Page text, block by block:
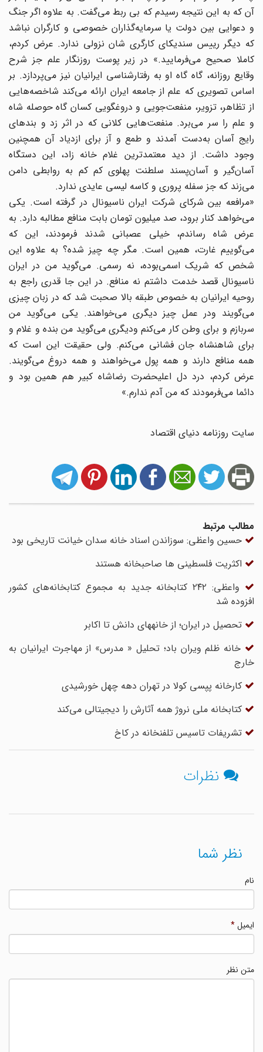
آن که به این نتیجه رسیدم که بی ربط می‌گفت. به علاوه اگر جنگ
و دعوایی بین دولت یا سرمایه‌گذاران خصوصی و کارگران نباشد
که دیگر رییس سندیکای کارگری شان نزولی ندارد. عرض کردم،
کاملا صحیح می‌فرمایید.» در زیر پوست روزنگار علم جز شرح
وقایع روزانه، گاه گاه او به رفتارشناسی ایرانیان نیز می‌پردازد. بر
اساس تصویری که علم از جامعه ایران ارائه می‌کند شاخصه‌هایی
از تظاهر، تزویر، منفعت‌جویی و دروغگویی کسان گاه حوصله شاه
و علم را سر می‌برد. منفعت‌هایی کلانی که در اثر زد و بندهای
رایج آسان به‌دست آمدند و طمع و آز برای ازدیاد آن همچنین
وجود داشت. از دید معتمدترین غلام خانه زاد، این دستگاه
آسان‌گیر و آسان‌پسند سلطنت پهلوی کم کم به روابطی دامن
می‌زند که جز سفله پروری و کاسه لیسی عایدی ندارد.
«مرافعه بین شرکای شرکت ایران ناسیونال در گرفته است. یکی
می‌خواهد کنار برود، صد میلیون تومان بابت منافع مطالبه دارد. به
عرض شاه رساندم، خیلی عصبانی شدند فرمودند، این که
می‌گوییم غارت، همین است. مگر چه چیز شده؟ به علاوه این
شخص که شریک اسمی‌بوده، نه رسمی. می‌گوید من در ایران
ناسیونال قصد خدمت داشتم نه منافع. در این جا قدری راجع به
روحیه ایرانیان به خصوص طبقه بالا صحبت شد که در زبان چیزی
می‌گویند ودر عمل چیز دیگری می‌خواهند. یکی می‌گوید من
سربازم و برای وطن کار می‌کنم ودیگری می‌گوید من بنده و غلام و
برای شاهنشاه جان فشانی می‌کنم. ولی حقیقت این است که
همه منافع دارند و همه پول می‌خواهند و همه دروغ می‌گویند.
عرض کردم، درد دل اعلیحضرت رضاشاه کبیر هم همین بود و
دائما می‌فرمودند که من آدم ندارم.»
سایت روزنامه دنیای اقتصاد
مطالب مرتبط
حسین واعظی: سوزاندن اسناد خانه سدان خیانت تاریخی بود
اکثریت فلسطینی ها صاحبخانه هستند
واعظی: ۲۴۲ کتابخانه جدید به مجموع کتابخانه‌های کشور
افزوده شد
تحصیل در ایران؛ از خانه​های دانش تا اکابر
خانه ظلم ویران باد؛ تحلیل « مدرس» از مهاجرت ایرانیان به
خارج
کارخانه پپسی کولا در تهران دهه چهل خورشیدی
کتابخانه ملی نروژ همه آثارش را دیجیتالی می‌کند
تشریفات تاسیس تلفنخانه در کاخ
نظرات
نظر شما
ایمیل*
متن نظر